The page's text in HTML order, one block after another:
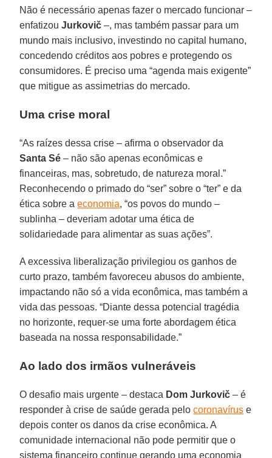
Não é necessário apenas fazer o mercado funcionar –
enfatizouJurkovič –, mas também passar para um
mundo mais inclusivo, investindo no capital humano,
concedendo créditos aos pobres e protegendo os
consumidores. É preciso uma “agenda mais exigente”
que mitigue as assimetrias do mercado.
Uma crise moral
“As raízes dessa crise – afirma o observador da
Santa Sé – não são apenas econômicas e
financeiras, mas, sobretudo, de natureza moral.”
Reconhecendo o primado do “ser” sobre o “ter” e da
ética sobre aeconomia, “os povos do mundo –
sublinha – deveriam adotar uma ética de
solidariedade para alimentar as suas ações”.
A excessiva liberalização privilegiou os ganhos de
curto prazo, também favoreceu abusos do ambiente,
impactando não só a vida econômica, mas também a
vida das pessoas. “Diante dessa potencial tragédia
no horizonte, requer-se uma forte abordagem ética
baseada na nossa responsabilidade.”
Ao lado dos irmãos vulneráveis
O desafio mais urgente – destaca Dom Jurkovič – é
responder à crise de saúde gerada pelocoronavírus e
depois conter os danos da crise econômica. A
comunidade internacional não pode permitir que o
sistema financeiro continue gerando uma economia